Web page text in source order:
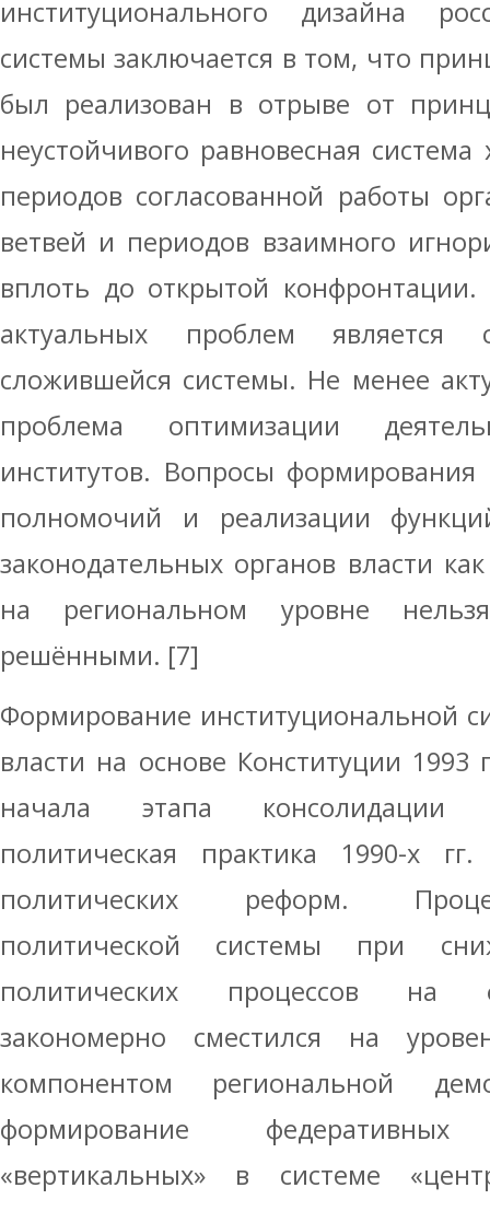
институционального дизайна
системы заключается в том, что
был реализован в отрыве от
неустойчивого равновесная система
периодов согласованной работы
ветвей и периодов взаимного
вплоть до открытой
актуальных проблем является
сложившейся системы. Не менее
проблема оптимизации
институтов. Вопросы формирования
полномочий и реализации
законодательных органов власти
на региональном уровне
решёнными. [7]
Формирование институциональной
власти на основе Конституции 1993
начала этапа консолидации
политическая практика 1990-х
политических реформ.
политической системы при
политических процессов на
закономерно сместился на
компонентом региональной
формирование
«вертикальных» в системе